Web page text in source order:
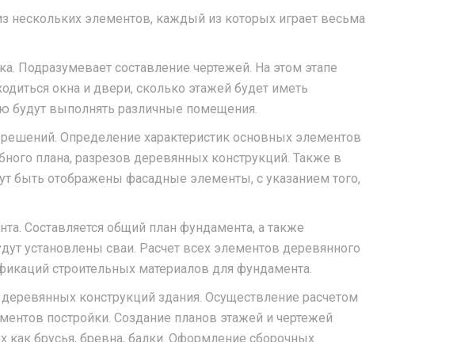
нескольких элементов, каждый из которых играет весьма
Подразумевает составление чертежей. На этом этапе
окна и двери, сколько этажей будет иметь
будут выполнять различные помещения.
Определение характеристик основных элементов
плана, разрезов деревянных конструкций. Также в
быть отображены фасадные элементы, с указанием того,
Составляется общий план фундамента, а также
установлены сваи. Расчет всех элементов деревянного
строительных материалов для фундамента.
конструкций здания. Осуществление расчетом
постройки. Создание планов этажей и чертежей
как брусья, бревна, балки. Оформление сборочных